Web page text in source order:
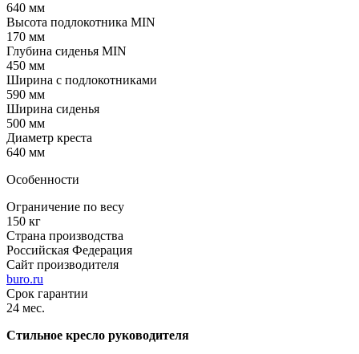
640 мм
Высота подлокотника MIN
170 мм
Глубина сиденья MIN
450 мм
Ширина с подлокотниками
590 мм
Ширина сиденья
500 мм
Диаметр креста
640 мм
Особенности
Ограничение по весу
150 кг
Страна производства
Российская Федерация
Сайт производителя
buro.ru
Срок гарантии
24 мес.
Стильное кресло руководителя